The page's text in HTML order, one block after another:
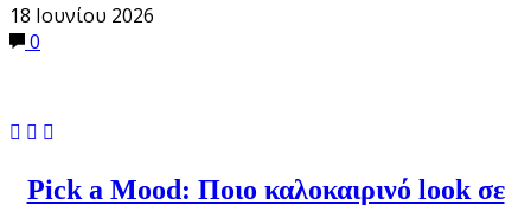
18 Ιουνίου 2026
0
Pick a Mood: Ποιο καλοκαιρινό look σε